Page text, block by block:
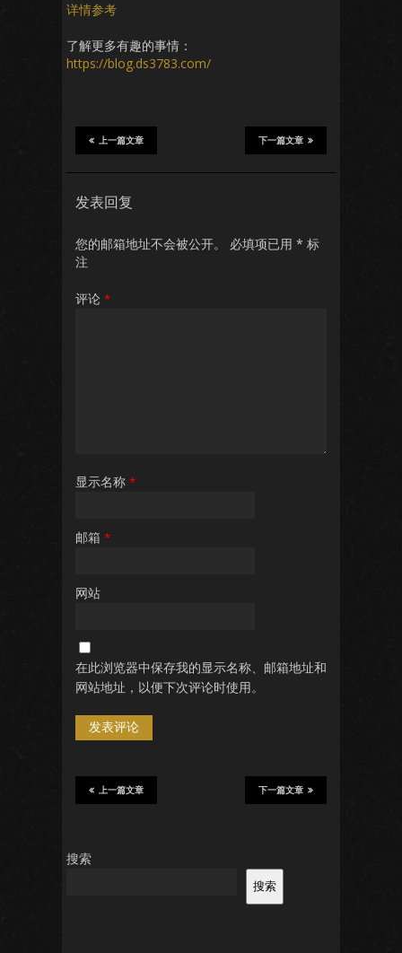
详情参考
了解更多有趣的事情：
https://blog.ds3783.com/
下一篇文章
上一篇文章
发表回复
您的邮箱地址不会被公开。 必填项已用 * 标
注
评论 *
显示名称 *
邮箱 *
网站
在此浏览器中保存我的显示名称、邮箱地址和
网站地址，以便下次评论时使用。
下一篇文章
上一篇文章
搜索
搜索